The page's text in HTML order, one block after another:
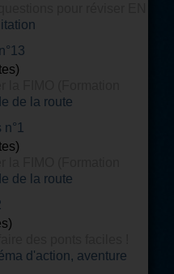
5
voyageurs.
de la route
voyageurs.
de la route
d'action, aventure